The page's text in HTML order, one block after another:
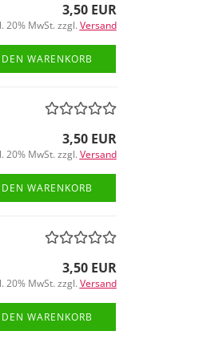
3,50 EUR
20% MwSt. zzgl. Versand
WARENKORB
3,50 EUR
20% MwSt. zzgl. Versand
WARENKORB
3,50 EUR
20% MwSt. zzgl. Versand
WARENKORB